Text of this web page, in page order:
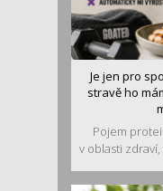
Je jen pro
stravě ho
Pojem
v oblasti